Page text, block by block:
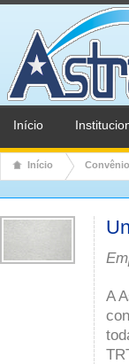
Início
Início
A